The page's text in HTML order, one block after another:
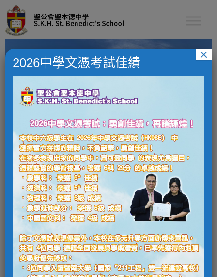
content
最新消息
2026中學文憑考試佳績 ×